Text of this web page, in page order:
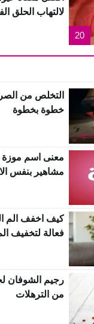
20
لالتهاب الحلق
التخلص من
خطوة بخطوة
مشاهير بنفس
فعالة لتخفيف
رجيم الشوفان
من الترهلات